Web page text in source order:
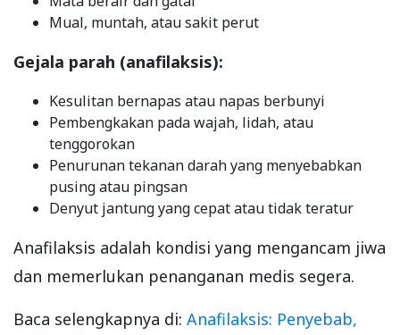
Mual, muntah, atau sakit perut
Gejala parah (anafilaksis):
Kesulitan bernapas atau napas berbunyi
Pembengkakan pada wajah, lidah, atau
tenggorokan
Penurunan tekanan darah yang menyebabkan
pusing atau pingsan
Denyut jantung yang cepat atau tidak teratur
Anafilaksis adalah kondisi yang mengancam jiwa
dan memerlukan penanganan medis segera.
Baca selengkapnya di: Anafilaksis: Penyebab,